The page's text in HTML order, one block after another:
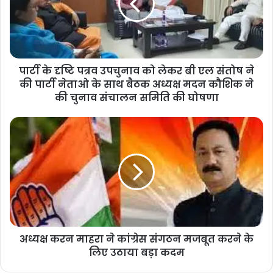
के सदस्य रहने के साथ-साथ पंतनगर कृषि विश्वविद्यालय
प्रशासक मण्डल के सदस्य रहे, उत्तरांचल आवास सलाहकार
परिषद के अध्यक्ष रहे। उन्हे ऑल इण्डिया ऑफ इंटेलेक्चुअल
द्वारा उत्तरांचल रत्न से भी सम्मानित किया गया।
कार्यक्रम में डॉक्टर दीपिका गुड़िया आत्रेय द्वारा सभी
सम्मानित अतिथियों का आभार प्रकट करते हुए डॉ0 दीपिका
गुड़िया आत्रेय ने कहा कि आज का दिन वह दिन है, जब
पिता स्वर्गीय सत्येंद्र चंद गुड़िया हमें छोड़कर आत्मा के अनंत
रूप में विलीन हो गए थे। बावजूद इसके हम उनकी पुण्यतिथि
को शोक दिवस के रूप में नहीं बल्कि हर वर्ष विकास के नए
पार्टी के दृष्टि पत्रव उपचुनाव को लेकर बी एल संतोष ने
की पार्टी नेताओ के साथ बैठक अध्यक्ष मदन कौशिक ने
की चुनाव संचालन समिति की घोषणा
अध्यक्ष करन माहरा ने कांग्रेस संगठन मजबूत करने के
लिए उठाया बड़ा कदम